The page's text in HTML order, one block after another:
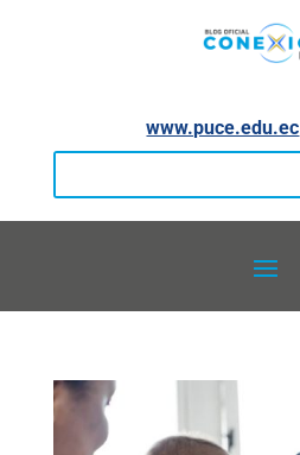
www.puce.edu.ec